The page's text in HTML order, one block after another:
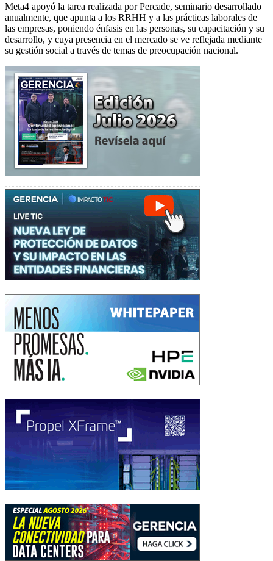
Meta4 apoyó la tarea realizada por Percade, seminario desarrollado
anualmente, que apunta a los RRHH y a las prácticas laborales de
las empresas, poniendo énfasis en las personas, su capacitación y su
desarrollo, y cuya presencia en el mercado se ve reflejada mediante
su gestión social a través de temas de preocupación nacional.